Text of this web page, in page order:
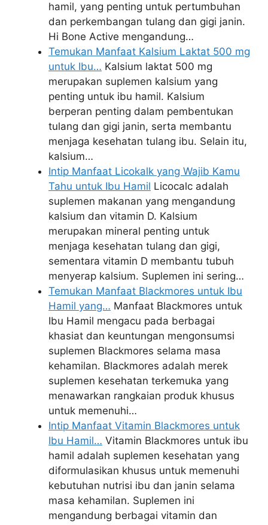
hamil, yang penting untuk pertumbuhan
dan perkembangan tulang dan gigi janin.
Hi Bone Active mengandung…
Temukan Manfaat Kalsium Laktat 500 mg
untuk Ibu… Kalsium laktat 500 mg
merupakan suplemen kalsium yang
penting untuk ibu hamil. Kalsium
berperan penting dalam pembentukan
tulang dan gigi janin, serta membantu
menjaga kesehatan tulang ibu. Selain itu,
kalsium…
Intip Manfaat Licokalk yang Wajib Kamu
Tahu untuk Ibu Hamil Licocalc adalah
suplemen makanan yang mengandung
kalsium dan vitamin D. Kalsium
merupakan mineral penting untuk
menjaga kesehatan tulang dan gigi,
sementara vitamin D membantu tubuh
menyerap kalsium. Suplemen ini sering…
Temukan Manfaat Blackmores untuk Ibu
Hamil yang… Manfaat Blackmores untuk
Ibu Hamil mengacu pada berbagai
khasiat dan keuntungan mengonsumsi
suplemen Blackmores selama masa
kehamilan. Blackmores adalah merek
suplemen kesehatan terkemuka yang
menawarkan rangkaian produk khusus
untuk memenuhi…
Intip Manfaat Vitamin Blackmores untuk
Ibu Hamil… Vitamin Blackmores untuk ibu
hamil adalah suplemen kesehatan yang
diformulasikan khusus untuk memenuhi
kebutuhan nutrisi ibu dan janin selama
masa kehamilan. Suplemen ini
mengandung berbagai vitamin dan